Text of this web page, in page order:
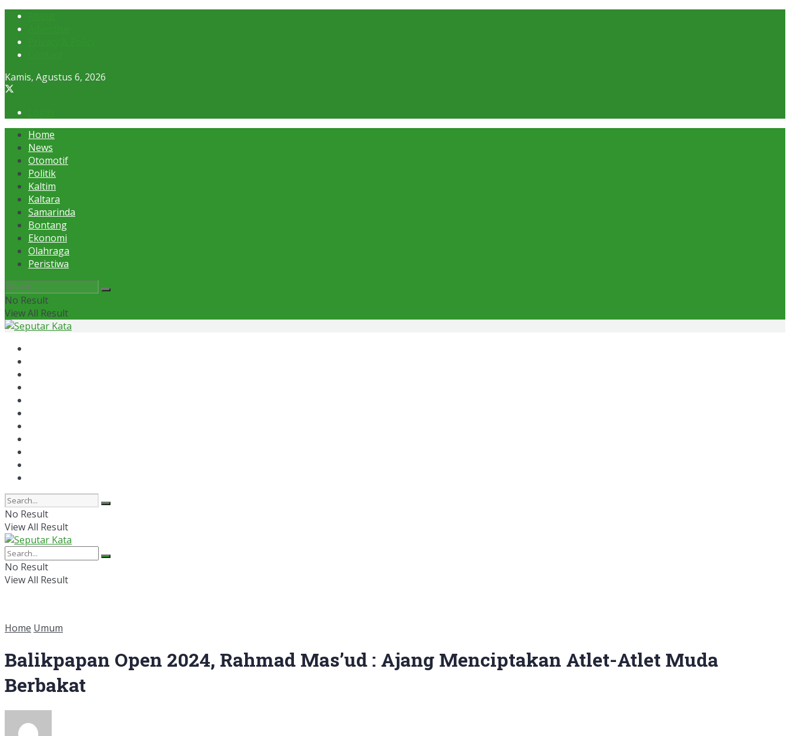
Kamis, Agustus 6, 2026
Home
News
Otomotif
Politik
Kaltim
Kaltara
Samarinda
Bontang
Ekonomi
Olahraga
Peristiwa
No Result
View All Result
No Result
View All Result
No Result
View All Result
Home Umum
Balikpapan Open 2024, Rahmad Mas’ud : Ajang Menciptakan Atlet-Atlet Muda
Berbakat